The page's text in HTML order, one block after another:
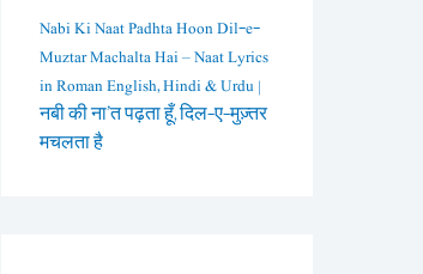
Nabi Ki Naat Padhta Hoon Dil-e-
Muztar Machalta Hai – Naat Lyrics
in Roman English, Hindi & Urdu |
नबी की ना’त पढ़ता हूँ, दिल-ए-मुज़्तर
मचलता है